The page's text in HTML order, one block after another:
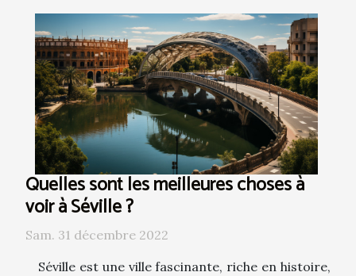
Quelles sont les meilleures choses à
voir à Séville ?
Sam. 31 décembre 2022
Séville est une ville fascinante, riche en histoire,